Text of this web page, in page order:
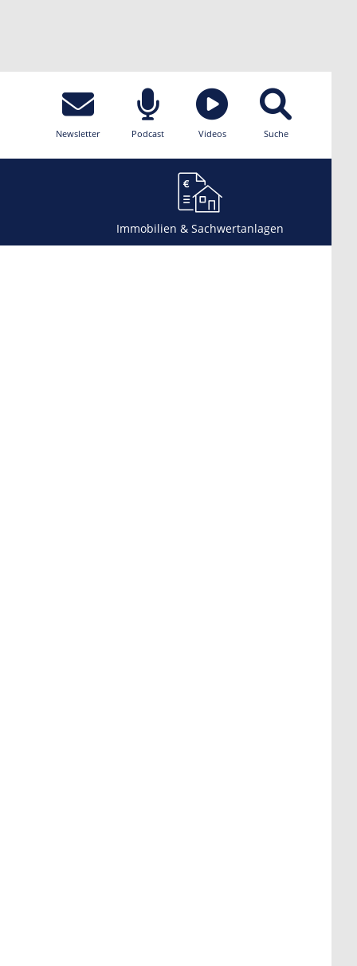
Newsletter Podcast Videos Suche
Immobilien & Sachwertanlagen